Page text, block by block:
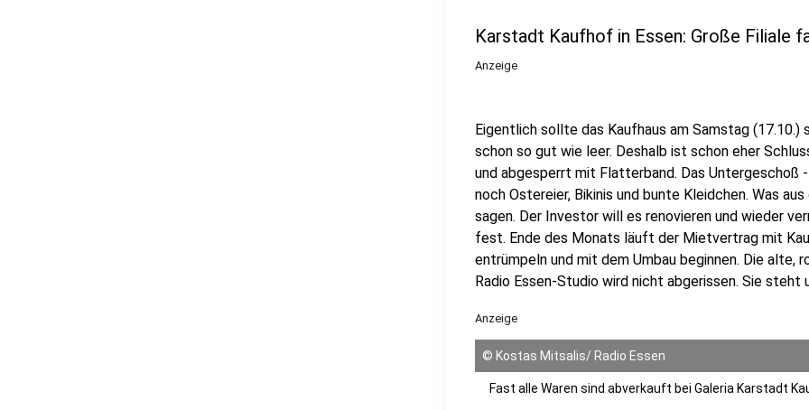
Karstadt Kaufhof in Essen: Große Filiale
Anzeige
Eigentlich sollte das Kaufhaus am Samstag (17.10.)
schon so gut wie leer. Deshalb ist schon eher
und abgesperrt mit Flatterband. Das Untergeschoß
noch Ostereier, Bikinis und bunte Kleidchen. Was
sagen. Der Investor will es renovieren und wieder
fest. Ende des Monats läuft der Mietvertrag mit
entrümpeln und mit dem Umbau beginnen. Die alte,
Radio Essen-Studio wird nicht abgerissen. Sie steht
Anzeige
© Kostas Mitsalis/ Radio Essen
Fast alle Waren sind abverkauft bei Galeria Karstadt